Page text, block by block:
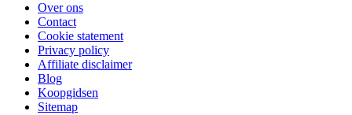
Over ons
Contact
Cookie statement
Privacy policy
Affiliate disclaimer
Blog
Koopgidsen
Sitemap